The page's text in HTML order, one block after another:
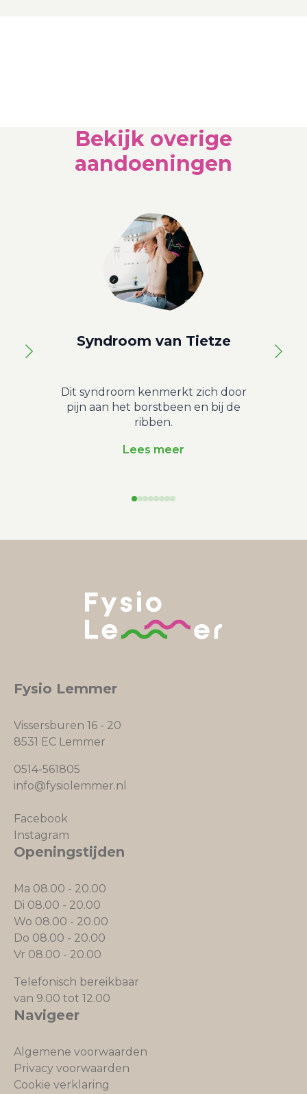
Bekijk overige
aandoeningen
Syndroom van Tietze
Dit syndroom kenmerkt zich door
pijn aan het borstbeen en bij de
ribben.
Lees meer
Fysio Lemmer
Vissersburen 16 - 20
8531 EC Lemmer
0514-561805
info@fysiolemmer.nl
Facebook
Instagram
Openingstijden
Ma 08.00 - 20.00
Di 08.00 - 20.00
Wo 08.00 - 20.00
Do 08.00 - 20.00
Vr 08.00 - 20.00
Telefonisch bereikbaar
van 9.00 tot 12.00
Navigeer
Algemene voorwaarden
Privacy voorwaarden
Cookie verklaring